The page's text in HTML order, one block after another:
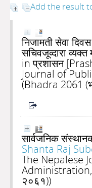
Add the result
निजामती सेवा
सचिवजूव्दारा व्यक्त
in प्रशासन
Journal of
(Bhadra 2061
सार्वजनिक
Shanta Raj
The Nepalese
Administration,
२०६१))